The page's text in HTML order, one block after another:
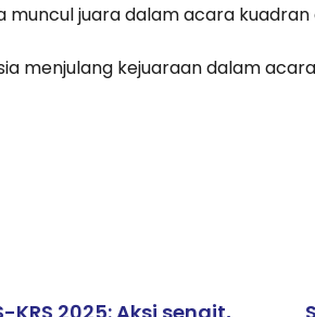
muncul juara dalam acara
menjulang kejuaraan dalam
KRS 2025: Aksi sengit,